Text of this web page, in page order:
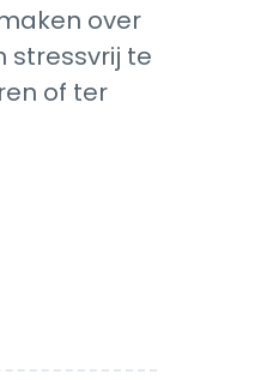
over
stressvrij te
of ter